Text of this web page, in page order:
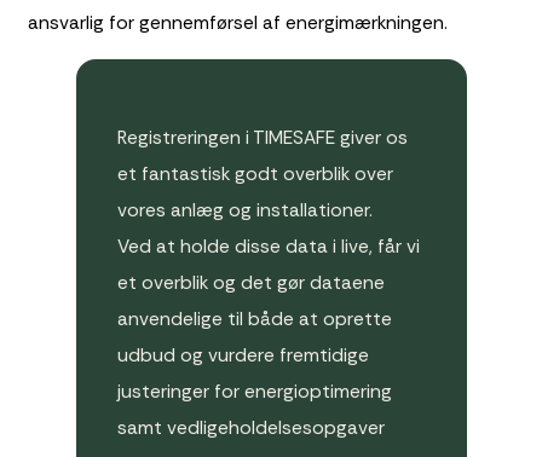
ansvarlig for gennemførsel af energimærkningen.
Registreringen i TIMESAFE giver os
et fantastisk godt overblik over
vores anlæg og installationer.
Ved at holde disse data i live, får vi
et overblik og det gør dataene
anvendelige til både at oprette
udbud og vurdere fremtidige
justeringer for energioptimering
samt vedligeholdelsesopgaver